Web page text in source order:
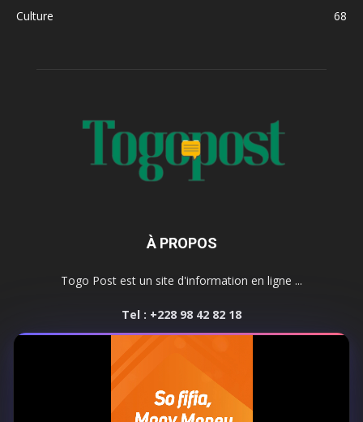
Culture
68
À PROPOS
Togo Post est un site d'information en ligne ...
Tel : +228 98 42 82 18
SUIVEZ NOUS